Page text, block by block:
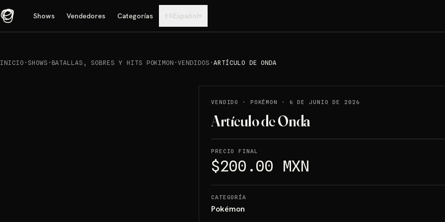
Shows Vendedores Categorías ES Español▾
INICIO · SHOWS · BATALLAS, SOBRES Y HITS POKIMON ·VENDIDOS · ARTÍCULO DE ONDA
VENDIDO · POKÉMON · 6 DE JUNIO DE 2026
Artículo de Onda
PRECIO FINAL
$200.00 MXN
CATEGORÍA
Pokémon